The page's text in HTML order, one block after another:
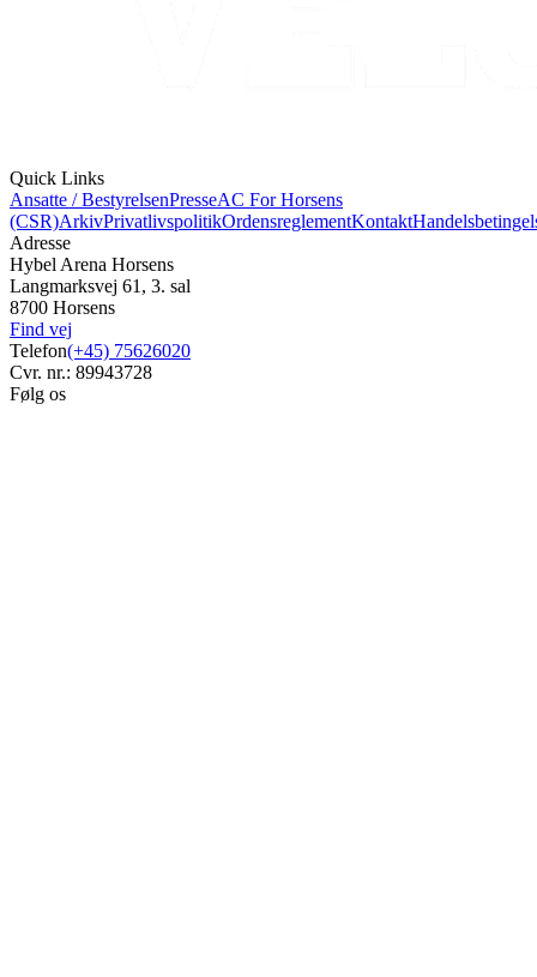
Quick Links
Ansatte / BestyrelsenPresseAC For Horsens
(CSR)ArkivPrivatlivspolitikOrdensreglementKontakt
Adresse
Hybel Arena Horsens
Langmarksvej 61, 3. sal
8700 Horsens
Find vej
Telefon(+45) 75626020
Cvr. nr.: 89943728
Følg os